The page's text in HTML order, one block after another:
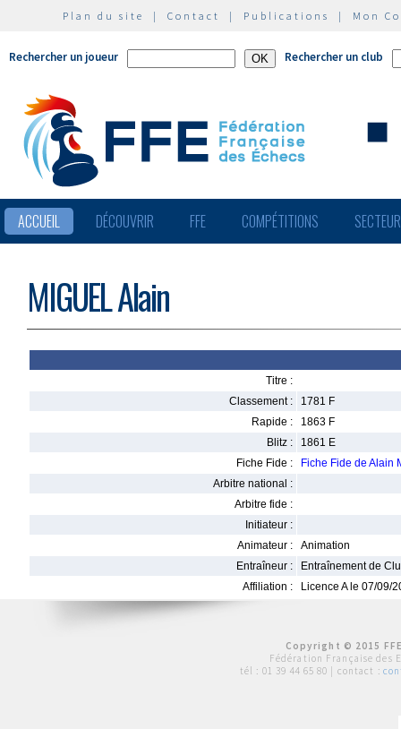
Plan du site | Contact | Publications | Mon
Rechercher un joueur Rechercher un club
ACCUEIL DÉCOUVRIR FFE COMPÉTITIONS
MIGUEL Alain
Titre :
Classement :
1781 F
Rapide :
1863 F
Blitz :
1861 E
Fiche Fide :
Fiche Fide de Alain
Arbitre national :
Arbitre fide :
Initiateur :
Animateur :
Animation
Entraîneur :
Entraînement de
Affiliation :
Licence A le 07/09/
Copyright © 2015
Fédération Française des
tél : 01 39 44 65 80 | contact :